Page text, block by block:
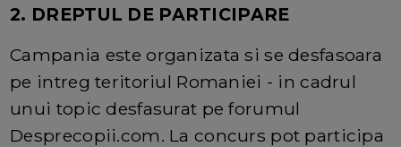
2. DREPTUL DE PARTICIPARE
Campania este organizata si se desfasoara
pe intreg teritoriul Romaniei - in cadrul
unui topic desfasurat pe forumul
Desprecopii.com. La concurs pot participa